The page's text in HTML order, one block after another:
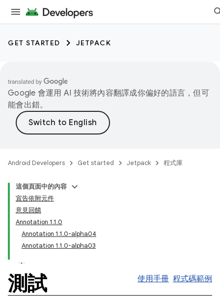
GET STARTED JETPACK
Google 會運用 AI 技術將內容翻譯成你偏好的語言，但可
能會出錯。
Android Developers Get started Jetpack 程式庫
這個頁面中的內容
宣告依附元件
意見回饋
Annotation 1.1.0
Annotation 1.1.0-alpha04
Annotation 1.1.0-alpha03
測試 使用手冊 程式碼範例